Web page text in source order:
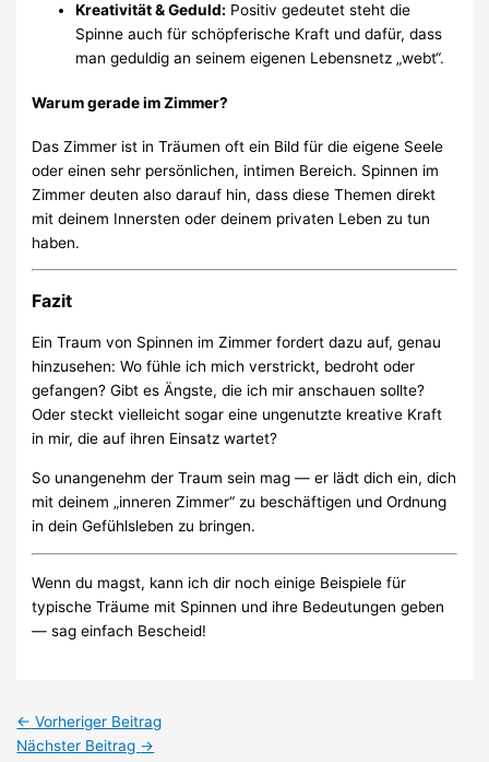
Kreativität & Geduld: Positiv gedeutet steht die
Spinne auch für schöpferische Kraft und dafür, dass
man geduldig an seinem eigenen Lebensnetz „webt“.
Warum gerade im Zimmer?
Das Zimmer ist in Träumen oft ein Bild für die eigene Seele
oder einen sehr persönlichen, intimen Bereich. Spinnen im
Zimmer deuten also darauf hin, dass diese Themen direkt
mit deinem Innersten oder deinem privaten Leben zu tun
haben.
Fazit
Ein Traum von Spinnen im Zimmer fordert dazu auf, genau
hinzusehen: Wo fühle ich mich verstrickt, bedroht oder
gefangen? Gibt es Ängste, die ich mir anschauen sollte?
Oder steckt vielleicht sogar eine ungenutzte kreative Kraft
in mir, die auf ihren Einsatz wartet?
So unangenehm der Traum sein mag — er lädt dich ein, dich
mit deinem „inneren Zimmer“ zu beschäftigen und Ordnung
in dein Gefühlsleben zu bringen.
Wenn du magst, kann ich dir noch einige Beispiele für
typische Träume mit Spinnen und ihre Bedeutungen geben
— sag einfach Bescheid!
← Vorheriger Beitrag
Nächster Beitrag →